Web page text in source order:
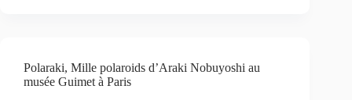
Polaraki, Mille polaroids d’Araki Nobuyoshi au
musée Guimet à Paris